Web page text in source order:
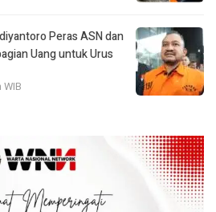
Peras ASN dan
Uang untuk Urus